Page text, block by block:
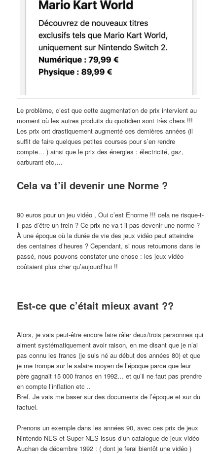
Le problème, c’est que cette augmentation de prix intervient au
moment où les autres produits du quotidien sont très chers !!!
Les prix ont drastiquement augmenté ces dernières années (il
suffit de faire quelques petites courses pour s’en rendre
compte… ) ainsi que le prix des énergies : électricité, gaz,
carburant etc….
Cela va t’il devenir une Norme ?
90 euros pour un jeu vidéo , Oui c’est Enorme !!! cela ne risque-t-
il pas d’être un frein ? Ce prix ne va-t-il pas devenir une norme ?
À une époque où la durée de vie des jeux vidéo peut atteindre
des centaines d’heures ? Cependant, si nous retournons dans le
passé, nous pouvons constater une chose : les jeux vidéo
coûtaient plus cher qu’aujourd’hui !!
Est-ce que c’était mieux avant ??
Alors, je vais peut-être encore faire râler deux/trois personnes qui
aiment systématiquement avoir raison, en me disant que je n’ai
pas connu les francs (je suis né au début des années 80) et que
je me trompe sur le salaire moyen de l’époque parce que leur
père gagnait 15 000 francs en 1992… et qu’il ne faut pas prendre
en compte l’inflation etc ..
Bref. Je vais me baser sur des documents de l’époque et sur du
factuel.
Prenons un exemple dans les années 90, avec ces prix de jeux
Nintendo NES et Super NES issus d’un catalogue de jeux vidéo
Auchan de décembre 1992 : ( dont je ferai bientôt une vidéo )